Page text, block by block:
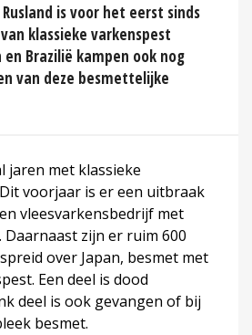
is voor het eerst sinds
klassieke varkenspest
Brazilië kampen ook nog
van deze besmettelijke
jaren met klassieke
voorjaar is er een uitbraak
vleesvarkensbedrijf met
Daarnaast zijn er ruim 600
over Japan, besmet met
Een deel is dood
deel is ook gevangen of bij
besmet.